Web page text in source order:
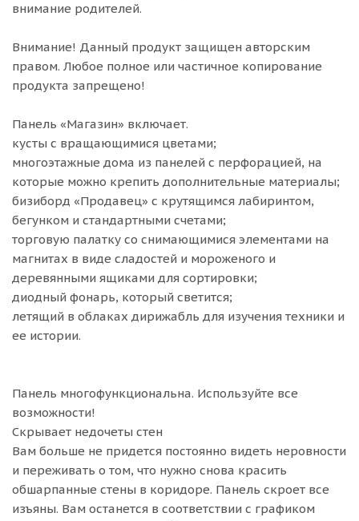
внимание родителей.
Внимание! Данный продукт защищен авторским
правом. Любое полное или частичное копирование
продукта запрещено!
Панель «Магазин» включает.
кусты с вращающимися цветами;
многоэтажные дома из панелей с перфорацией, на
которые можно крепить дополнительные материалы;
бизиборд «Продавец» с крутящимся лабиринтом,
бегунком и стандартными счетами;
торговую палатку со снимающимися элементами на
магнитах в виде сладостей и мороженого и
деревянными ящиками для сортировки;
диодный фонарь, который светится;
летящий в облаках дирижабль для изучения техники и
ее истории.
Панель многофункциональна. Используйте все
возможности!
Скрывает недочеты стен
Вам больше не придется постоянно видеть неровности
и переживать о том, что нужно снова красить
обшарпанные стены в коридоре. Панель скроет все
изъяны. Вам останется в соответствии с графиком